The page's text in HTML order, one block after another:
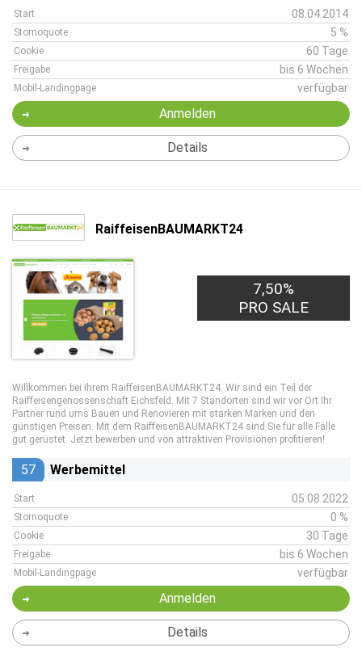
Start 08.04.2014
Stornoquote 5 %
Cookie 60 Tage
Freigabe bis 6 Wochen
Mobil-Landingpage verfügbar
Anmelden
Details
RaiffeisenBAUMARKT24
7,50%
PRO SALE
Willkommen bei Ihrem RaiffeisenBAUMARKT24. Wir sind ein Teil der
Raiffeisengenossenschaft Eichsfeld. Mit 7 Standorten sind wir vor Ort Ihr
Partner rund ums Bauen und Renovieren mit starken Marken und den
günstigen Preisen. Mit dem RaiffeisenBAUMARKT24 sind Sie für alle Fälle
gut gerüstet. Jetzt bewerben und von attraktiven Provisionen profitieren!
57 Werbemittel
Start 05.08.2022
Stornoquote 0 %
Cookie 30 Tage
Freigabe bis 6 Wochen
Mobil-Landingpage verfügbar
Anmelden
Details